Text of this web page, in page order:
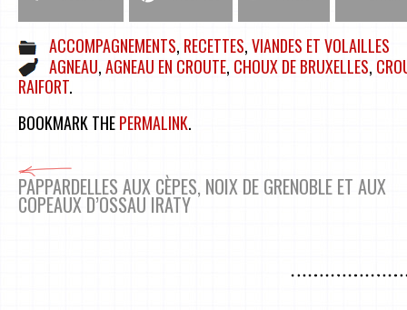
ACCOMPAGNEMENTS, RECETTES,VIANDES ET VOLAILLES
AGNEAU,AGNEAU EN CROUTE, CHOUX DE BRUXELLES,
RAIFORT.
BOOKMARK THEPERMALINK.
PAPPARDELLES AUX CÈPES, NOIX DE GRENOBLE ET AUX
COPEAUX D’OSSAU IRATY